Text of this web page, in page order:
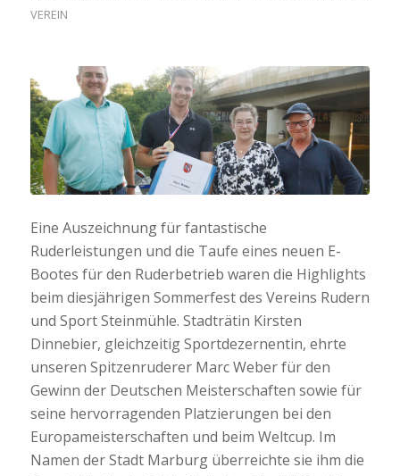
VEREIN
Eine Auszeichnung für fantastische
Ruderleistungen und die Taufe eines neuen E-
Bootes für den Ruderbetrieb waren die Highlights
beim diesjährigen Sommerfest des Vereins Rudern
und Sport Steinmühle. Stadträtin Kirsten
Dinnebier, gleichzeitig Sportdezernentin, ehrte
unseren Spitzenruderer Marc Weber für den
Gewinn der Deutschen Meisterschaften sowie für
seine hervorragenden Platzierungen bei den
Europameisterschaften und beim Weltcup. Im
Namen der Stadt Marburg überreichte sie ihm die